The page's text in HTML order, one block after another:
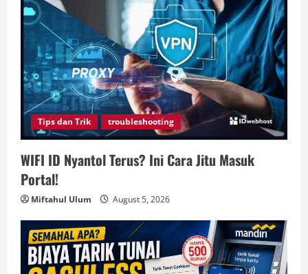
Tips dan Trik troubleshooting
WIFI ID Nyantol Terus? Ini Cara Jitu Masuk
Portal!
Miftahul Ulum August 5, 2026